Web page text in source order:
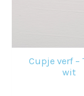
Cupje verf –
wit